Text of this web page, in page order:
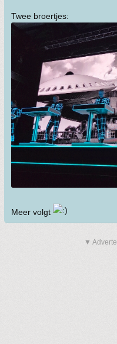
Twee broertjes:
Meer volgt
▼